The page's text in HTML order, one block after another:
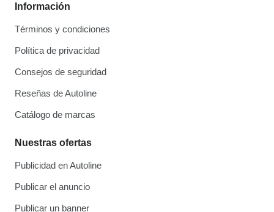
Información
Términos y condiciones
Política de privacidad
Consejos de seguridad
Reseñas de Autoline
Catálogo de marcas
Nuestras ofertas
Publicidad en Autoline
Publicar el anuncio
Publicar un banner